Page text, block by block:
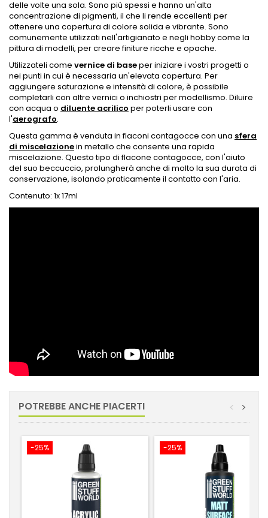
delle volte una sola. Sono più spessi e hanno un'alta
concentrazione di pigmenti, il che li rende eccellenti per
ottenere una copertura di colore solida e vibrante. Sono
comunemente utilizzati nell'artigianato e negli hobby come la
pittura di modelli, per creare finiture ricche e opache.
Utilizzateli come vernice di baseper iniziare i vostri progetti o
nei punti in cui è necessaria un'elevata copertura. Per
aggiungere saturazione e intensità di colore, è possibile
completarli con altre vernici o inchiostri per modellismo. Diluire
con acqua o diluente acrilico per poterli usare con
l'aerografo.
Questa gamma è venduta in flaconi contagocce con una sfera
di miscelazionein metallo che consente una rapida
miscelazione. Questo tipo di flacone contagocce, con l'aiuto
del suo beccuccio, prolungherà anche di molto la sua durata di
conservazione, isolando praticamente il contatto con l'aria.
Contenuto: 1x 17ml
POTREBBE ANCHE PIACERTI >
<
-25% -25%